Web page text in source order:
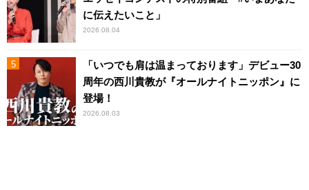
に伝えたいこと」
2026.08.04
「いつでも肩は温まっております」デビュー30
周年の西川貴教が『オールナイトニッポン』に
登場！
2026.08.03